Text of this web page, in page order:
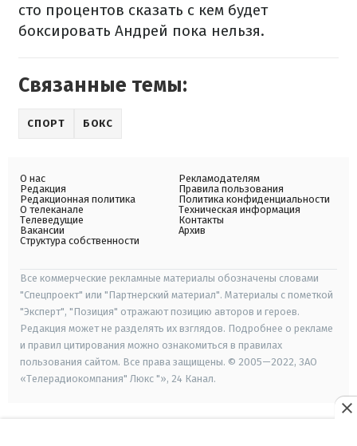
сто процентов сказать с кем будет
боксировать Андрей пока нельзя.
Связанные темы:
СПОРТ БОКС
О нас
Редакция
Редакционная политика
О телеканале
Телеведущие
Вакансии
Структура собственности
Рекламодателям
Правила пользования
Политика конфиденциальности
Техническая информация
Контакты
Архив
Все коммерческие рекламные материалы обозначены словами
"Спецпроект" или "Партнерский материал". Материалы с пометкой
"Эксперт", "Позиция" отражают позицию авторов и героев.
Редакция может не разделять их взглядов. Подробнее о рекламе
и правил цитирования можно ознакомиться в правилах
пользования сайтом. Все права защищены. © 2005—2022, ЗАО
«Телерадиокомпания" Люкс "», 24 Канал.